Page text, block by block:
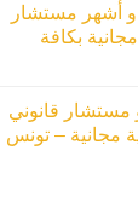
أشهر مستشار
بكافة
مستشار قانوني
مجانية – تونس